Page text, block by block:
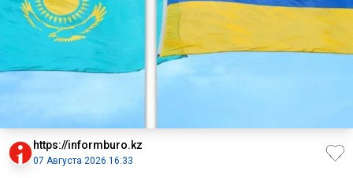
https://informburo.kz
07 Августа 2026 16:33